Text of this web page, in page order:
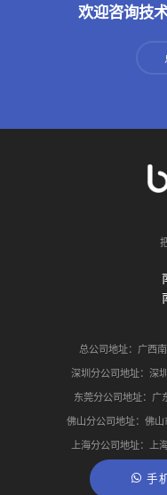
欢迎咨询技
总公司地址：广西
深圳分公司地址：深
东莞分公司地址：广
佛山分公司地址：佛
上海分公司地址：上
手